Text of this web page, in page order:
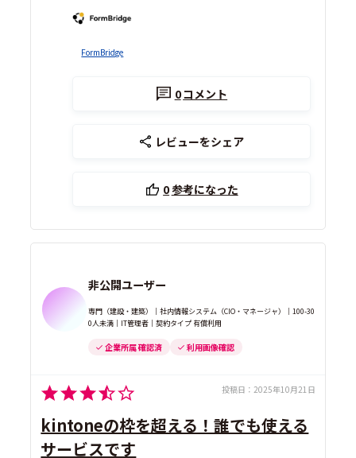
FormBridge
0コメント
レビューをシェア
0参考になった
非公開ユーザー
専門（建設・建築）｜社内情報システム（CIO・マネージャ）｜100-30
0人未満｜IT管理者｜契約タイプ 有償利用
企業所属 確認済 利用画像確認
投稿日： 2025年10月21日
kintoneの枠を超える！誰でも使える
サービスです